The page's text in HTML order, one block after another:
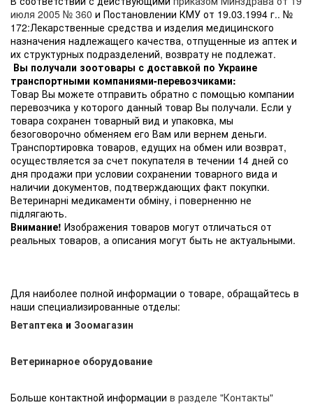
июля 2005 № 360 и Постановлении КМУ от 19.03.1994 г.. №
172:Лекарственные средства и изделия медицинского
назначения надлежащего качества, отпущенные из аптек и
их структурных подразделений, возврату не подлежат.
Вы получали зоотовары с доставкой по Украине
транспортными компаниями-перевозчиками:
Товар Вы можете отправить обратно с помощью компании
перевозчика у которого данный товар Вы получали. Если у
товара сохранен товарный вид и упаковка, мы
безоговорочно обменяем его Вам или вернем деньги.
Транспортировка товаров, едущих на обмен или возврат,
осуществляется за счет покупателя в течении 14 дней со
дня продажи при условии сохранении товарного вида и
наличии документов, подтверждающих факт покупки.
Ветеринарні медикаменти обміну, і поверненню не
підлягають.
Внимание! Изображения товаров могут отличаться от
реальных товаров, а описания могут быть не актуальными.
Для наиболее полной информации о товаре, обращайтесь в
наши специализированные отделы:
Ветаптека и Зоомагазин
Ветеринарное оборудование
Больше контактной информации в разделе "Контакты"